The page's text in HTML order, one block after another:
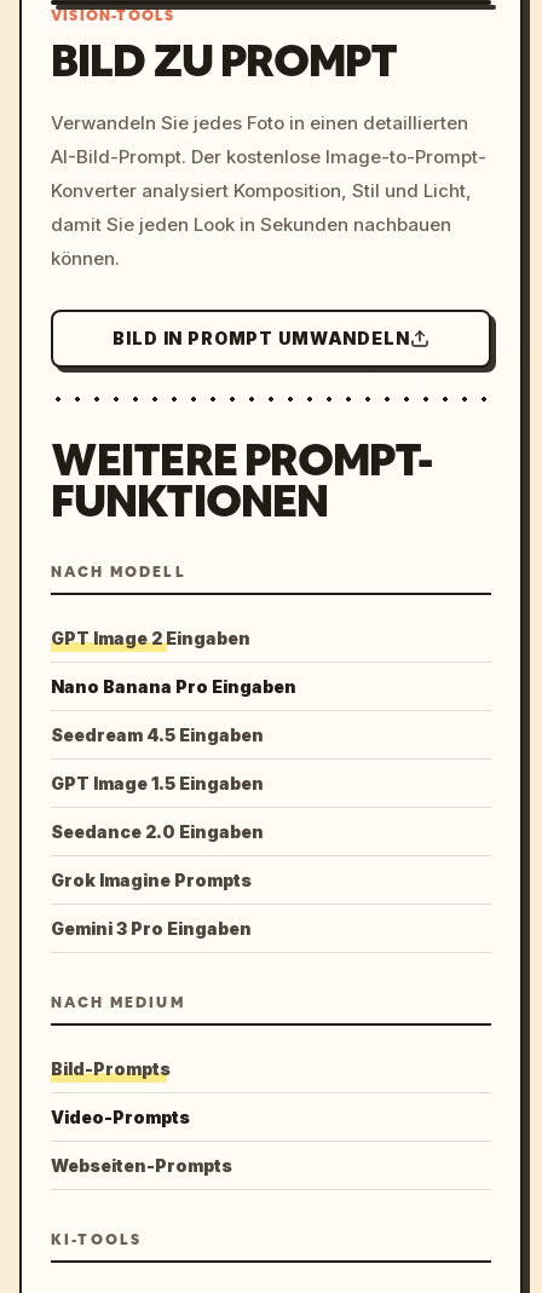
c, cyberpunk sunset, neon
colors, 8k --v 6.0
VISION-TOOLS
BILD ZU PROMPT
Verwandeln Sie jedes Foto in einen detaillierten
AI-Bild-Prompt. Der kostenlose Image-to-Prompt-
Konverter analysiert Komposition, Stil und Licht,
damit Sie jeden Look in Sekunden nachbauen
können.
BILD IN PROMPT UMWANDELN
WEITERE PROMPT-
FUNKTIONEN
NACH MODELL
GPT Image 2 Eingaben
Nano Banana Pro Eingaben
Seedream 4.5 Eingaben
GPT Image 1.5 Eingaben
Seedance 2.0 Eingaben
Grok Imagine Prompts
Gemini 3 Pro Eingaben
NACH MEDIUM
Bild-Prompts
Video-Prompts
Webseiten-Prompts
KI-TOOLS